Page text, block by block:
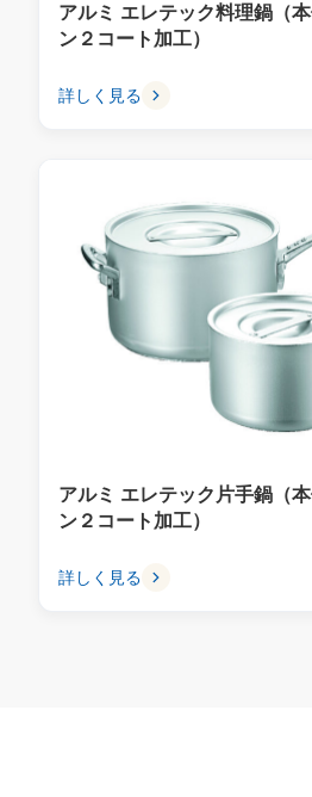
アルミ エレテック料理鍋（
ン２コート加工）
詳しく見る
アルミ エレテック片手鍋（
ン２コート加工）
詳しく見る